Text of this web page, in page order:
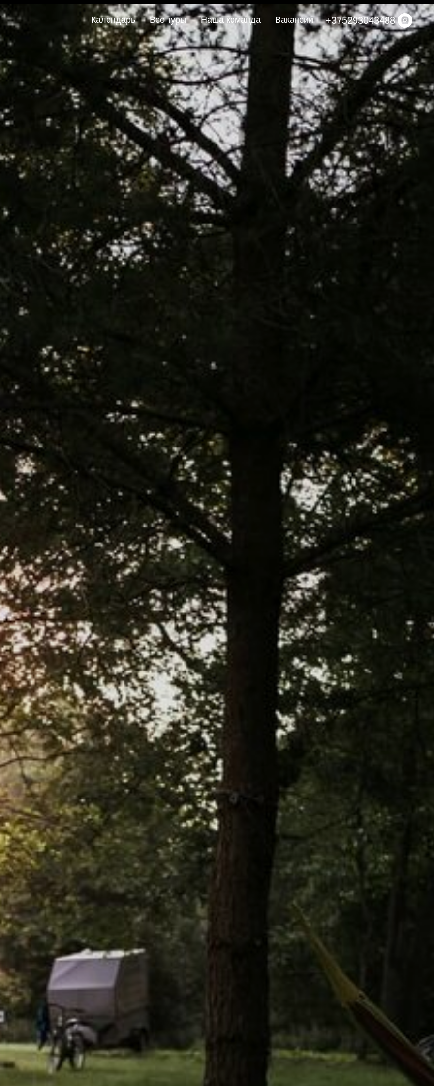
Календарь Все туры Наша команда Вакансии +375293043488